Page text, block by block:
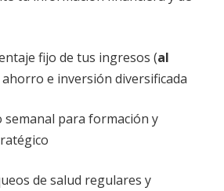
fijo de tus ingresos (al
ahorro e inversión diversificada
semanal para formación y
de salud regulares y